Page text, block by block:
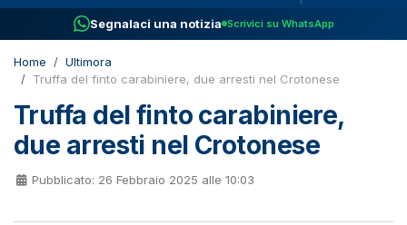
Segnalaci una notizia Scrivici su WhatsApp
Home
Ultimora
Truffa del finto carabiniere, due arresti nel Crotonese
Truffa del finto carabiniere,
due arresti nel Crotonese
Pubblicato: 26 Febbraio 2025 alle 10:03